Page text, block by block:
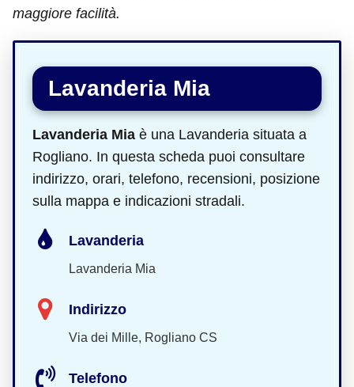
maggiore facilità.
Lavanderia Mia
Lavanderia Mia è una Lavanderia situata a
Rogliano. In questa scheda puoi consultare
indirizzo, orari, telefono, recensioni, posizione
sulla mappa e indicazioni stradali.
Lavanderia
Lavanderia Mia
Indirizzo
Via dei Mille, Rogliano CS
Telefono